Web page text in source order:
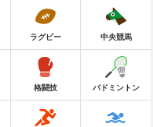
ラグビー 中央競馬
格闘技 バドミントン